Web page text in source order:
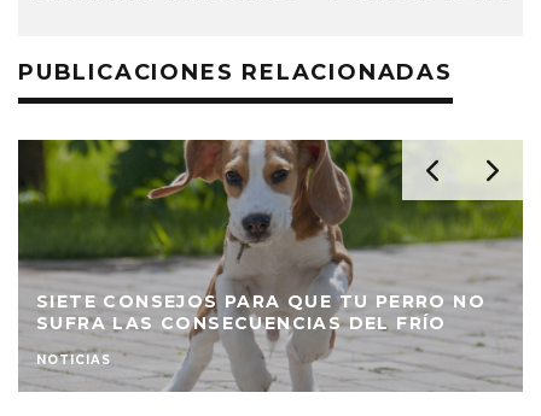
PUBLICACIONES RELACIONADAS
SIETE CONSEJOS PARA QUE TU PERRO NO
SUFRA LAS CONSECUENCIAS DEL FRÍO
NOTICIAS